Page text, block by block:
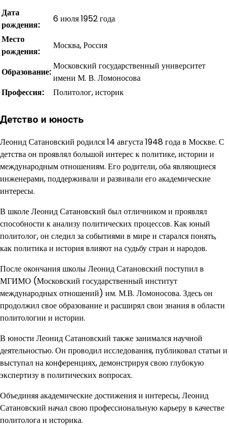
Дата
рождения:
6 июля 1952 года
Место
рождения:
Москва, Россия
Образование:
Московский государственный университет
имени М. В. Ломоносова
Профессия:
Политолог, историк
Детство и юность
Леонид Сатановский родился 14 августа 1948 года в Москве. С
детства он проявлял большой интерес к политике, истории и
международным отношениям. Его родители, оба являющиеся
инженерами, поддерживали и развивали его академические
интересы.
В школе Леонид Сатановский был отличником и проявлял
способности к анализу политических процессов. Как юный
политолог, он следил за событиями в мире и старался понять,
как политика и история влияют на судьбу стран и народов.
После окончания школы Леонид Сатановский поступил в
МГИМО (Московский государственный институт
международных отношений) им. М.В. Ломоносова. Здесь он
продолжил свое образование и расширял свои знания в области
политологии и истории.
В юности Леонид Сатановский также занимался научной
деятельностью. Он проводил исследования, публиковал статьи и
выступал на конференциях, демонстрируя свою глубокую
экспертизу в политических вопросах.
Объединяя академические достижения и интересы, Леонид
Сатановский начал свою профессиональную карьеру в качестве
политолога и историка.